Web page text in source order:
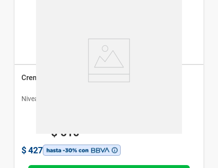
Crema Hidratante Intensiva Nivea Soft x 200 ml
Nivea
$ 610
$ 427